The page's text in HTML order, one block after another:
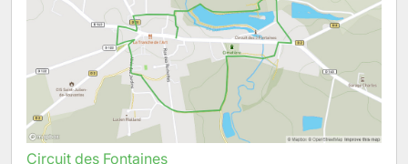
Circuit des Fontaines